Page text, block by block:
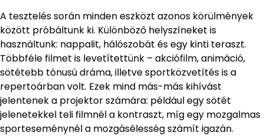
A tesztelés során minden eszközt azonos körülmények
között próbáltunk ki. Különböző helyszíneket is
használtunk: nappalit, hálószobát és egy kinti teraszt.
Többféle filmet is levetítettünk – akciófilm, animáció,
sötétebb tónusú dráma, illetve sportközvetítés is a
repertoárban volt. Ezek mind más-más kihívást
jelentenek a projektor számára: például egy sötét
jelenetekkel teli filmnél a kontraszt, míg egy mozgalmas
sporteseménynél a mozgásélesség számít igazán.